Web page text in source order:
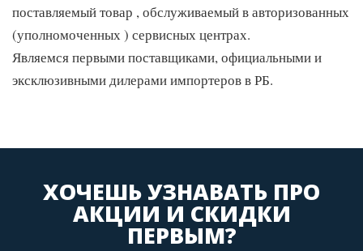
поставляемый товар , обслуживаемый в авторизованных
(уполномоченных ) сервисных центрах.
Являемся первыми поставщиками, официальными и
эксклюзивными дилерами импортеров в РБ.
ХОЧЕШЬ УЗНАВАТЬ ПРО
АКЦИИ И СКИДКИ
ПЕРВЫМ?